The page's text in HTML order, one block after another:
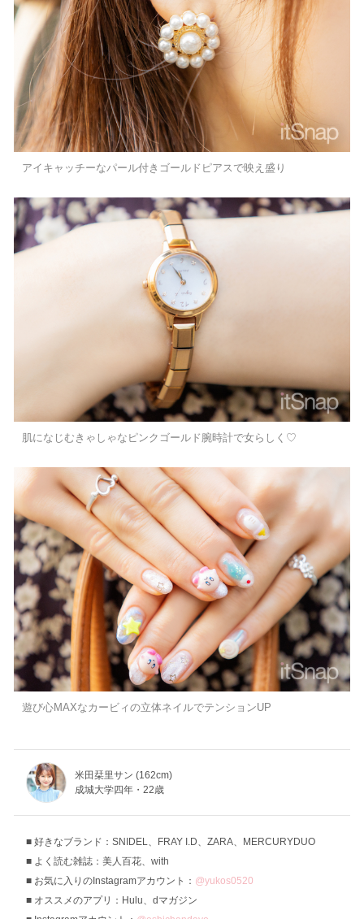
アイキャッチーなパール付きゴールドピアスで映え盛り
肌になじむきゃしゃなピンクゴールド腕時計で女らしく♡
遊び心MAXなカービィの立体ネイルでテンションUP
米田栞里サン (162cm)
成城大学四年・22歳
好きなブランド：SNIDEL、FRAY I.D、ZARA、MERCURYDUO
よく読む雑誌：美人百花、with
お気に入りのInstagramアカウント： @yukos0520
オススメのアプリ：Hulu、dマガジン